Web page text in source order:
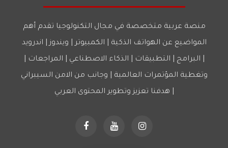
منصة عربية متخصصة في مجال التكنولوجيا تقدم أهم
المواضيع عن الهواتف الذكية | الكمبيوتر | ويندوز | اندرويد
| البرامج | التطبيقات | الذكاء الاصطناعي | المراجعات |
وتغطية المؤتمرات العالمية | وجانب من الامن السيبراني
| هدفنا تعزيز وتطوير المحتوى العربي